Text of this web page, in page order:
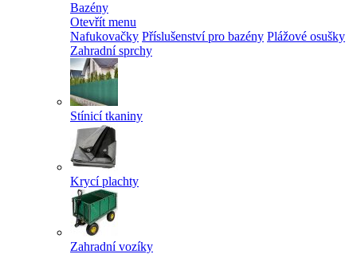
Bazény
Otevřít menu
Nafukovačky Příslušenství pro bazény Plážové osušky
Zahradní sprchy
Stínicí tkaniny
Krycí plachty
Zahradní vozíky